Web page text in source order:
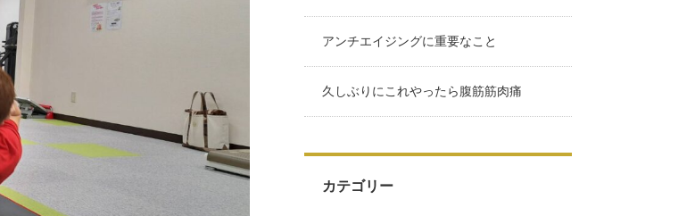
アンチエイジングに重要なこと
久しぶりにこれやったら腹筋筋肉痛
カテゴリー